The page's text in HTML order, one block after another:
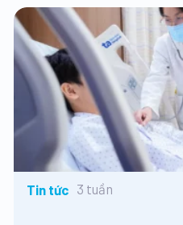
Tin tức 3 tuần